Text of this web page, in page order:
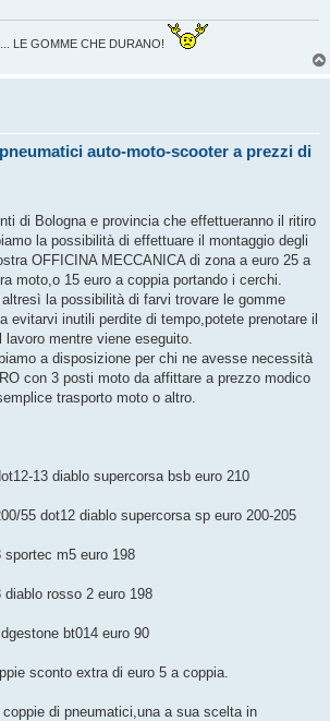
LE GOMME CHE DURANO!
auto-moto-scooter a prezzi di
di Bologna e provincia che effettueranno il ritiro
la possibilità di effettuare il montaggio degli
OFFICINA MECCANICA di zona a euro 25 a
moto,o 15 euro a coppia portando i cerchi.
la possibilità di farvi trovare le gomme
evitarvi inutili perdite di tempo,potete prenotare il
mentre viene eseguito.
a disposizione per chi ne avesse necessità
con 3 posti moto da affittare a prezzo modico
trasporto moto o altro.
13 diablo supercorsa bsb euro 210
55 dot12 diablo supercorsa sp euro 200-205
sportec m5 euro 198
diablo rosso 2 euro 198
bt014 euro 90
sconto extra di euro 5 a coppia.
di pneumatici,una a sua scelta in